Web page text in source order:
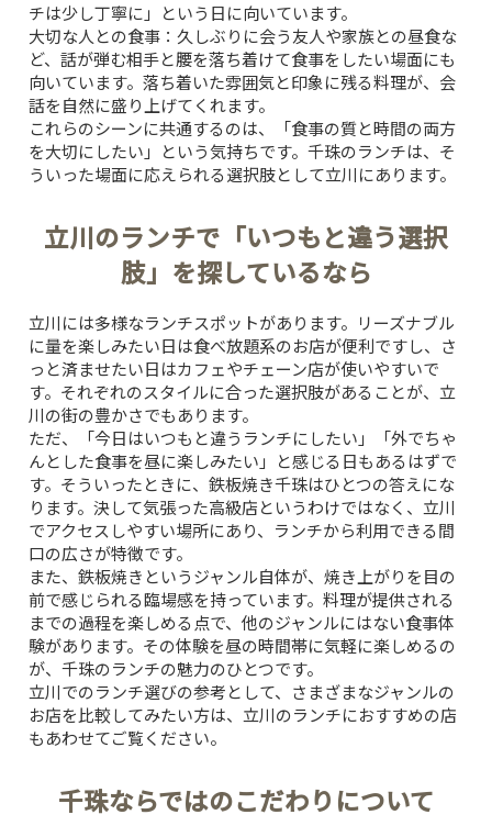
チは少し丁寧に」という日に向いています。
大切な人との食事 ：久しぶりに会う友人や家族との昼食な
ど、話が弾む相手と腰を落ち着けて食事をしたい場面にも
向いています。落ち着いた雰囲気と印象に残る料理が、会
話を自然に盛り上げてくれます。
これらのシーンに共通するのは、「食事の質と時間の両方
を大切にしたい」という気持ちです。千珠のランチは、そ
ういった場面に応えられる選択肢として立川にあります。
立川のランチで「いつもと違う選択
肢」を探しているなら
立川には多様なランチスポットがあります。リーズナブル
に量を楽しみたい日は食べ放題系のお店が便利ですし、さ
っと済ませたい日はカフェやチェーン店が使いやすいで
す。それぞれのスタイルに合った選択肢があることが、立
川の街の豊かさでもあります。
ただ、「今日はいつもと違うランチにしたい」「外でちゃ
んとした食事を昼に楽しみたい」と感じる日もあるはずで
す。そういったときに、鉄板焼き千珠はひとつの答えにな
ります。決して気張った高級店というわけではなく、立川
でアクセスしやすい場所にあり、ランチから利用できる間
口の広さが特徴です。
また、鉄板焼きというジャンル自体が、焼き上がりを目の
前で感じられる臨場感を持っています。料理が提供される
までの過程を楽しめる点で、他のジャンルにはない食事体
験があります。その体験を昼の時間帯に気軽に楽しめるの
が、千珠のランチの魅力のひとつです。
立川でのランチ選びの参考として、さまざまなジャンルの
お店を比較してみたい方は、 立川のランチにおすすめの店
もあわせてご覧ください。
千珠ならではのこだわりについて